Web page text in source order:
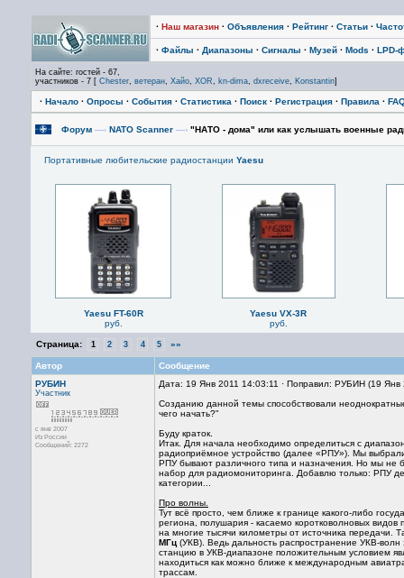
· Наш магазин · Объявления · Рейтинг · Статьи ·
· Файлы · Диапазоны · Сигналы · Музей · Mods · LPD-
На сайте: гостей - 67,
участников - 7 [ Chester, ветеран, Хайо, XOR, kn-dima, dxreceive, Konstantin]
· Начало · Опросы · События · Статистика · Поиск · Регистрация · Правила ·
Форум —› NATO Scanner —› "НАТО - дома" или как услышать военные
Портативные любительские радиостанции Yaesu
Yaesu FT-60R
руб.
Yaesu VX-3R
руб.
Страница: 1 2 3 4 5 »»
Автор
Сообщение
РУБИН
Участник
с янв 2007
Из России
Сообщений: 2272
Дата: 19 Янв 2011 14:03:11 · Поправил: РУБИН (19
Созданию данной темы способствовали
чего начать?"
Буду краток.
Итак. Для начала необходимо определиться с
радиоприёмное устройство (далее «РПУ»). Мы
РПУ бывают различного типа и назначения. Но мы не
набор для радиомониторинга. Добавлю только: РПУ
категории...
Про волны.
Тут всё просто, чем ближе к границе какого-либо
региона, полушария - касаемо коротковолновых видов
на многие тысячи километры от источника
МГц (УКВ). Ведь дальность распространение УКВ-
станцию в УКВ-диапазоне положительным условием
находиться как можно ближе к международным
трассам.